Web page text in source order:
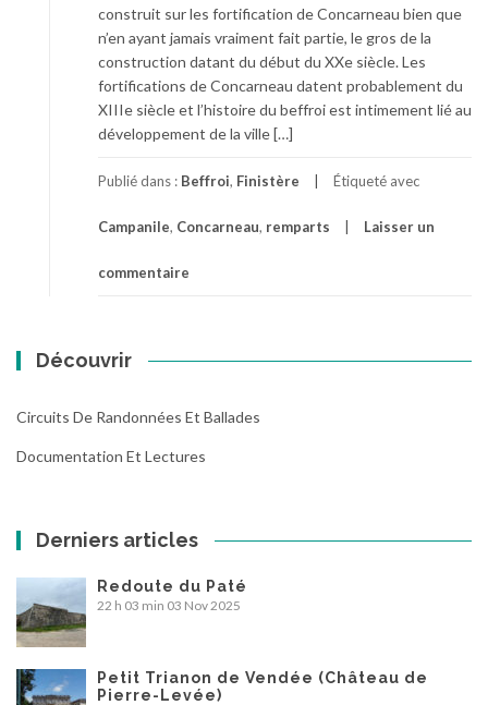
construit sur les fortification de Concarneau bien que
n’en ayant jamais vraiment fait partie, le gros de la
construction datant du début du XXe siècle. Les
fortifications de Concarneau datent probablement du
XIIIe siècle et l’histoire du beffroi est intimement lié au
développement de la ville […]
Publié dans : Beffroi, Finistère Étiqueté avec
Campanile, Concarneau, remparts Laisser un
commentaire
Découvrir
Circuits De Randonnées Et Ballades
Documentation Et Lectures
Derniers articles
Redoute du Paté
22 h 03 min 03 Nov 2025
Petit Trianon de Vendée (Château de
Pierre-Levée)